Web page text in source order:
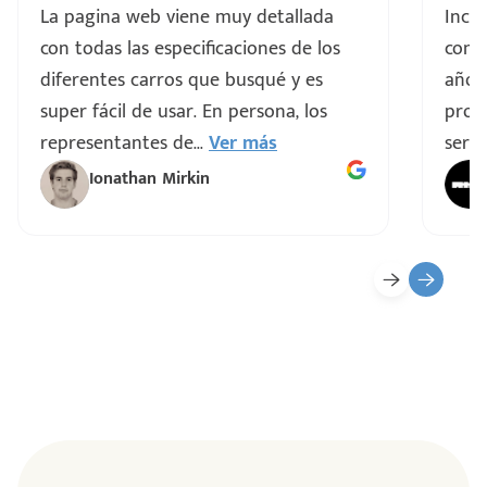
La pagina web viene muy detallada
con todas las especificaciones de los
diferentes carros que busqué y es
super fácil de usar. En persona, los
representantes de...Ver más
Ionathan Mirkin